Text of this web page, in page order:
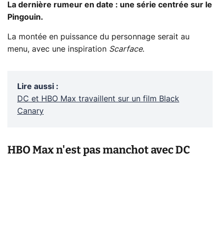
La dernière rumeur en date : une série centrée sur le
Pingouin.
La montée en puissance du personnage serait au
menu, avec une inspiration Scarface.
Lire aussi :
DC et HBO Max travaillent sur un film Black
Canary
HBO Max n'est pas manchot avec DC